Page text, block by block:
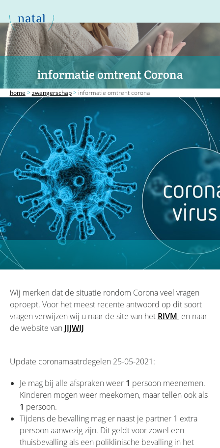
informatie omtrent Corona
home > zwangerschap> informatie omtrent corona
Wij merken dat de situatie rondom Corona veel vragen
oproept. Voor het meest recente antwoord op dit soort
vragen verwijzen wij u naar de site van het RIVM en naar
de website van JIJWIJ
Update coronamaatrdegelen 25-05-2021:
Je mag bij alle afspraken weer 1 persoon meenemen.
Kinderen mogen weer meekomen, maar tellen ook als
1 persoon.
Tijdens de bevalling mag er naast je partner 1 extra
persoon aanwezig zijn. Dit geldt voor zowel een
thuisbevalling als een poliklinische bevalling in het